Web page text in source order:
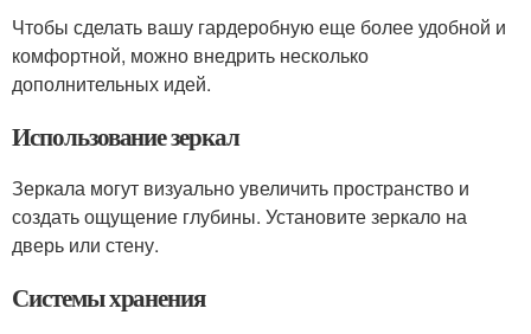
Чтобы сделать вашу гардеробную еще более удобной и
комфортной, можно внедрить несколько
дополнительных идей.
Использование зеркал
Зеркала могут визуально увеличить пространство и
создать ощущение глубины. Установите зеркало на
дверь или стену.
Системы хранения